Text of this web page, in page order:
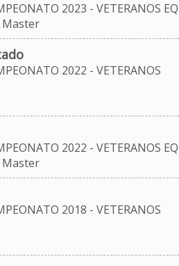
2023 - VETERANOS
2022 - VETERANOS
2022 - VETERANOS
2018 - VETERANOS